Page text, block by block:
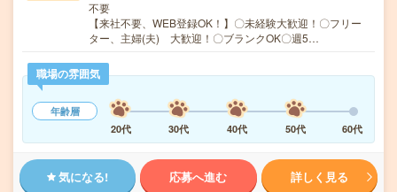
不要
【来社不要、WEB登録OK！】〇未経験大歓迎！〇フリー
ター、主婦(夫) 大歓迎！〇ブランクOK〇週5…
職場の雰囲気
年齢層
20代
30代 40代 50代 60代
気になる! 応募へ進む 詳しく見る